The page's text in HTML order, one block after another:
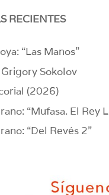
RECIENTES
“Las Manos”
Sokolov
(2026)
“Mufasa. El Rey
“Del Revés 2”